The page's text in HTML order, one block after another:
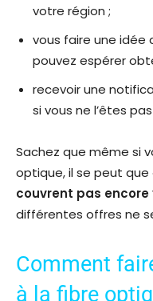
votre région ;
vous faire une idée
pouvez espérer
recevoir une
si vous ne l’êtes
Sachez que même si
optique, il se peut
couvrent pas encore
différentes offres ne
Comment
à la fibre